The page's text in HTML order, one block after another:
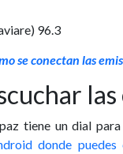
96.3
se conectan las
tiene un dial
donde